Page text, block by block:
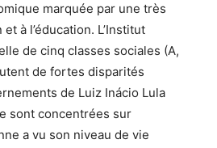
marquée par une très
à l’éducation. L’Institut
de cinq classes sociales (A,
de fortes disparités
de Luiz Inácio Lula
sont concentrées sur
a vu son niveau de vie